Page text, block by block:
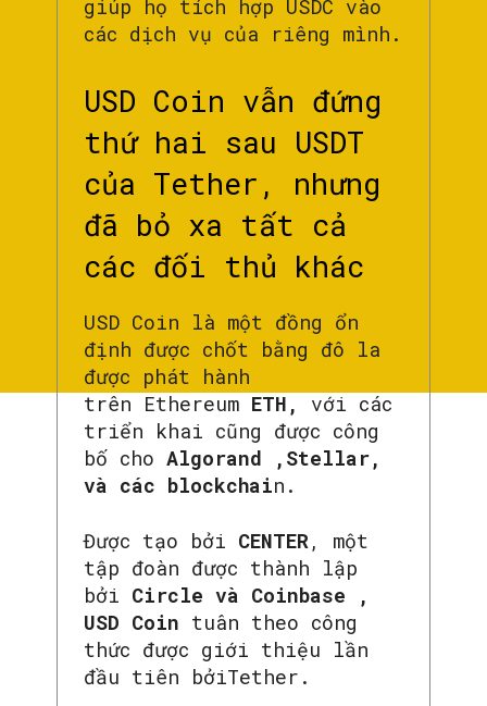
giúp họ tích hợp USDC vào
các dịch vụ của riêng mình.
USD Coin vẫn đứng
thứ hai sau USDT
của Tether, nhưng
đã bỏ xa tất cả
các đối thủ khác
USD Coin là một đồng ổn
định được chốt bằng đô la
được phát hành
trên Ethereum ETH,
với các
triển khai cũng được công
bố cho Algorand ,Stellar,
và các blockchain.
Được tạo bởi CENTER , một
tập đoàn được thành lập
bởi Circle và Coinbase ,
USD Coin tuân theo công
thức được giới thiệu lần
đầu tiên bởiTether.